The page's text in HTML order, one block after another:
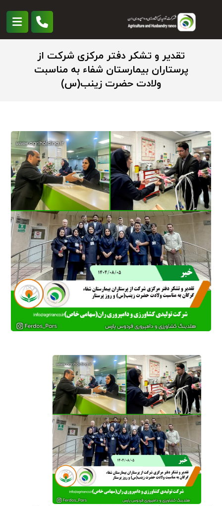
تقدیر و تشکر دفتر مرکزی شرکت از
پرستاران بیمارستان شفاء به مناسبت
ولادت حضرت زینب(س)